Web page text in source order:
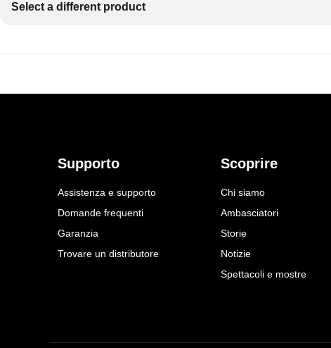
Select a different product
Supporto
Assistenza e supporto
Domande frequenti
Garanzia
Trovare un distributore
Scoprire
Chi siamo
Ambasciatori
Storie
Notizie
Spettacoli e mostre